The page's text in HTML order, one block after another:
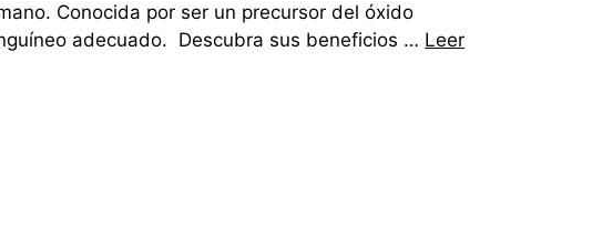
Conocida por ser un precursor del óxido
adecuado. Descubra sus beneficios … Leer